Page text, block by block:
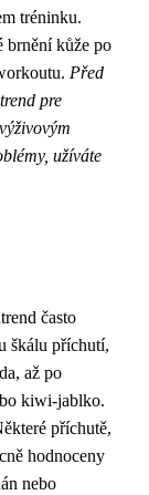
tréninku.
brnění kůže po
Před
pre
užíváte
často
škálu příchutí,
až po
kiwi-jablko.
příchutě,
hodnoceny
nebo